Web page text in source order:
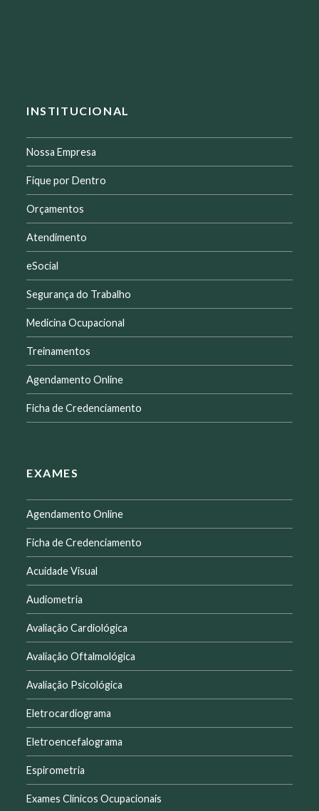
INSTITUCIONAL
Nossa Empresa
Fique por Dentro
Orçamentos
Atendimento
eSocial
Segurança do Trabalho
Medicina Ocupacional
Treinamentos
Agendamento Online
Ficha de Credenciamento
EXAMES
Agendamento Online
Ficha de Credenciamento
Acuidade Visual
Audiometria
Avaliação Cardiológica
Avaliação Oftalmológica
Avaliação Psicológica
Eletrocardiograma
Eletroencefalograma
Espirometria
Exames Clínicos Ocupacionais